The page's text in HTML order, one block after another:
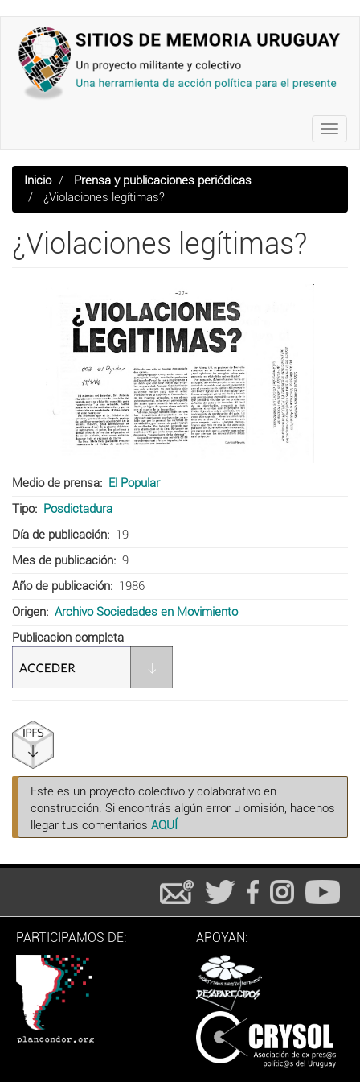
contenido
principal
Inicio
Prensa y publicaciones periódicas
¿Violaciones legítimas?
¿Violaciones legítimas?
Medio de prensa
El Popular
Tipo
Posdictadura
Día de publicación
19
Mes de publicación
9
Año de publicación
1986
Origen
Archivo Sociedades en Movimiento
Publicacion completa
Este es un proyecto colectivo y colaborativo en
construcción. Si encontrás algún error u omisión, hacenos
llegar tus comentarios AQUÍ
PARTICIPAMOS DE: APOYAN: